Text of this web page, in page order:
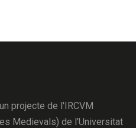
projecte de l'IRCVM
Medievals) de l'Universitat